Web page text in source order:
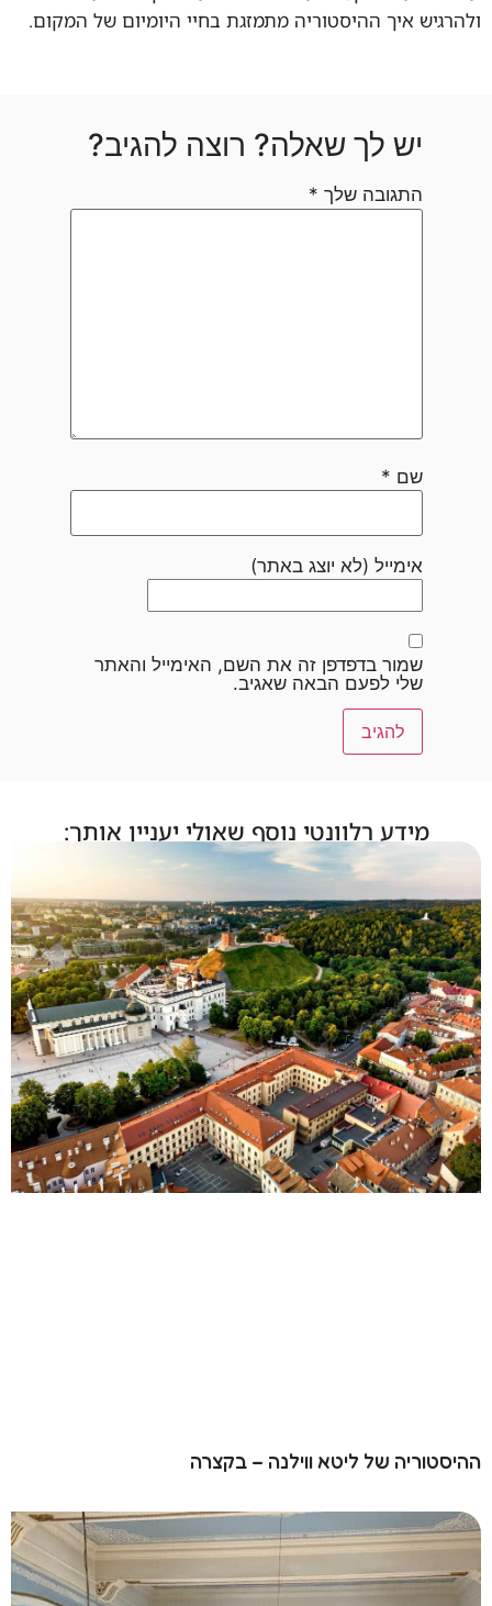
ולהרגיש איך ההיסטוריה מתמזגת בחיי היומיום של המקום.
יש לך שאלה? רוצה להגיב?
התגובה שלך *
שם *
אימייל (לא יוצג באתר)
שמור בדפדפן זה את השם, האימייל והאתר
שלי לפעם הבאה שאגיב.
מידע רלוונטי נוסף שאולי יעניין אותך:
ההיסטוריה של ליטא ווילנה – בקצרה